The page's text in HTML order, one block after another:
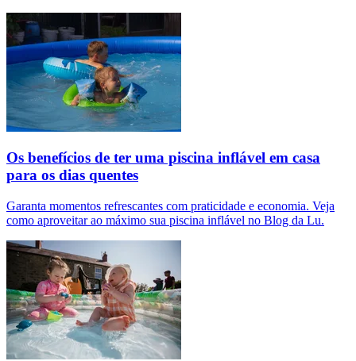
Os benefícios de ter uma piscina inflável em casa
para os dias quentes
Garanta momentos refrescantes com praticidade e economia. Veja
como aproveitar ao máximo sua piscina inflável no Blog da Lu.